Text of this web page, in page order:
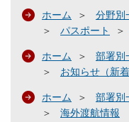
ホーム 分野別
パスポート
ホーム 部署別
お知らせ（新着
ホーム 部署別
海外渡航情報